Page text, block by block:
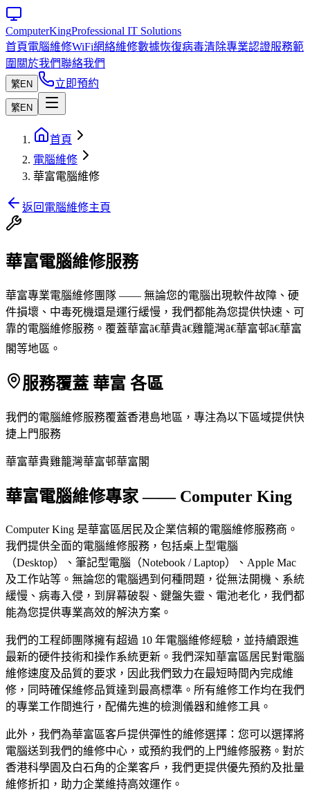
ComputerKingProfessional IT Solutions
首頁電腦維修WiFi網絡維修數據恢復病毒清除專業認證服務範
圍 關於我們聯絡我們
繁EN 立即預約
繁EN
首頁
電腦維修
華富電腦維修
返回電腦維修主頁
華富電腦維修服務
華富專業電腦維修團隊 —— 無論您的電腦出現軟件故障、硬
件損壞、中毒死機還是運行緩慢，我們都能為您提供快速、可
靠的電腦維修服務。覆蓋華富ã€華貴ã€雞籠灣ã€華富邨ã€華富
閣等地區。
服務覆蓋 華富 各區
我們的電腦維修服務覆蓋香港島地區，專注為以下區域提供快
捷上門服務
華富華貴雞籠灣華富邨華富閣
華富電腦維修專家 —— Computer King
Computer King 是華富區居民及企業信賴的電腦維修服務商。
我們提供全面的電腦維修服務，包括桌上型電腦
（Desktop）、筆記型電腦（Notebook / Laptop）、Apple Mac
及工作站等。無論您的電腦遇到何種問題，從無法開機、系統
緩慢、病毒入侵，到屏幕破裂、鍵盤失靈、電池老化，我們都
能為您提供專業高效的解決方案。
我們的工程師團隊擁有超過 10 年電腦維修經驗，並持續跟進
最新的硬件技術和操作系統更新。我們深知華富區居民對電腦
維修速度及品質的要求，因此我們致力在最短時間內完成維
修，同時確保維修品質達到最高標準。所有維修工作均在我們
的專業工作間進行，配備先進的檢測儀器和維修工具。
此外，我們為華富區客戶提供彈性的維修選擇：您可以選擇將
電腦送到我們的維修中心，或預約我們的上門維修服務。對於
香港科學園及白石角的企業客戶，我們更提供優先預約及批量
維修折扣，助力企業維持高效運作。